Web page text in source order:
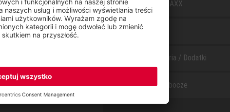
WELLMAXX
Akcesoria / Dodatki
Buty robocze